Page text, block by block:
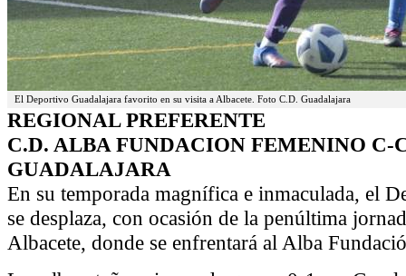
El Deportivo Guadalajara favorito en su visita a Albacete. Foto C.D. Guadalajara
REGIONAL PREFERENTE
C.D. ALBA FUNDACION FEMENINO C-
GUADALAJARA
En su temporada magnífica e inmaculada, el
se desplaza, con ocasión de la penúltima
Albacete, donde se enfrentará al Alba